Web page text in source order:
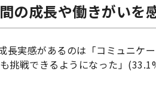
の成長や働きがいを
長実感があるのは「コミュニケ
挑戦できるようになった」